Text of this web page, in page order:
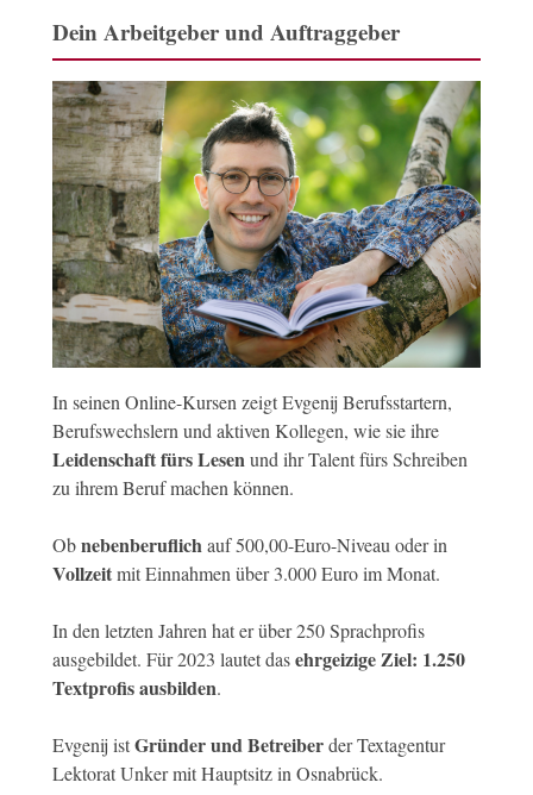
Dein Arbeitgeber und Auftraggeber
In seinen Online-Kursen zeigt Evgenij Berufsstartern,
Berufswechslern und aktiven Kollegen, wie sie ihre
Leidenschaft fürs Lesen und ihr Talent fürs Schreiben
zu ihrem Beruf machen können.
Obnebenberuflich auf 500,00-Euro-Niveau oder in
Vollzeitmit Einnahmen über 3.000 Euro im Monat.
In den letzten Jahren hat er über 250 Sprachprofis
ausgebildet. Für 2023 lautet dasehrgeizige Ziel: 1.250
Textprofis ausbilden.
Evgenij istGründer und Betreiberder Textagentur
Lektorat Unker mit Hauptsitz in Osnabrück.